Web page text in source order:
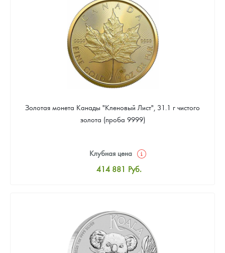
399 794 Руб.
Золотая монета Канады "Кленовый Лист", 31.1 г чистого
золота (проба 9999)
Клубная цена
414 881 Руб.
Цена выкупа
394 137 Руб.